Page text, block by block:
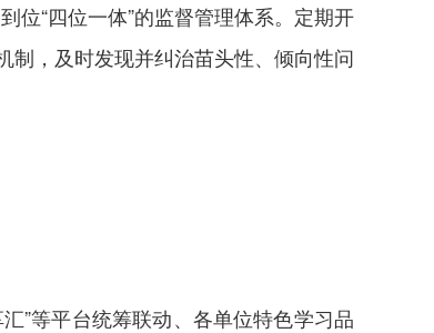
位“四位一体”的监督管理体系。定期开
制，及时发现并纠治苗头性、倾向性问
”等平台统筹联动、各单位特色学习品